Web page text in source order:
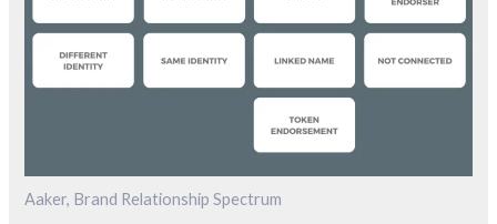
Aaker, Brand Relationship Spectrum